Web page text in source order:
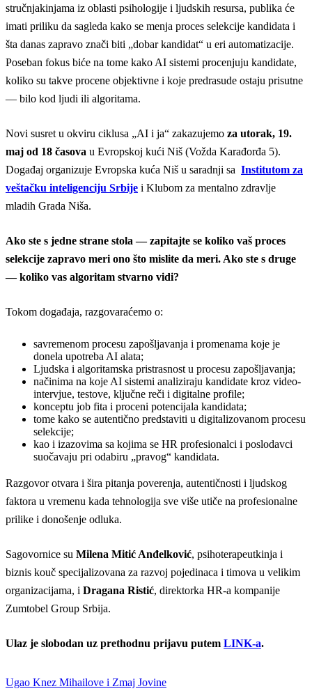
stručnjakinjama iz oblasti psihologije i ljudskih resursa, publika će
imati priliku da sagleda kako se menja proces selekcije kandidata i
šta danas zapravo znači biti „dobar kandidat“ u eri automatizacije.
Poseban fokus biće na tome kako AI sistemi procenjuju kandidate,
koliko su takve procene objektivne i koje predrasude ostaju prisutne
— bilo kod ljudi ili algoritama.
Novi susret u okviru ciklusa „AI i ja“ zakazujemo za utorak, 19.
maj od 18 časova u Evropskoj kući Niš (Vožda Karađorđa 5).
Događaj organizuje Evropska kuća Niš u saradnji sa Institutom za
veštačku inteligenciju Srbije i Klubom za mentalno zdravlje
mladih Grada Niša.
Ako ste s jedne strane stola — zapitajte se koliko vaš proces
selekcije zapravo meri ono što mislite da meri. Ako ste s druge
— koliko vas algoritam stvarno vidi?
Tokom događaja, razgovaraćemo o:
savremenom procesu zapošljavanja i promenama koje je
donela upotreba AI alata;
Ljudska i algoritamska pristrasnost u procesu zapošljavanja;
načinima na koje AI sistemi analiziraju kandidate kroz video-
intervjue, testove, ključne reči i digitalne profile;
konceptu job fita i proceni potencijala kandidata;
tome kako se autentično predstaviti u digitalizovanom procesu
selekcije;
kao i izazovima sa kojima se HR profesionalci i poslodavci
suočavaju pri odabiru „pravog“ kandidata.
Razgovor otvara i šira pitanja poverenja, autentičnosti i ljudskog
faktora u vremenu kada tehnologija sve više utiče na profesionalne
prilike i donošenje odluka.
Sagovornice su Milena Mitić Anđelković, psihoterapeutkinja i
biznis kouč specijalizovana za razvoj pojedinaca i timova u velikim
organizacijama, i Dragana Ristić, direktorka HR-a kompanije
Zumtobel Group Srbija.
Ulaz je slobodan uz prethodnu prijavu putem LINK-a.
Ugao Knez Mihailove i Zmaj Jovine